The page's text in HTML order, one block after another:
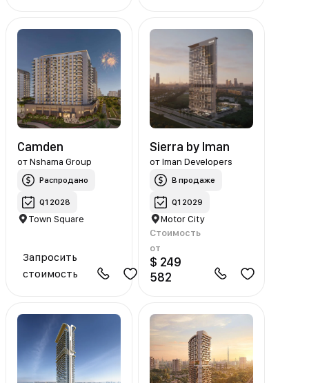
Camden
отNshama Group
Распродано
Q1 2028
Town Square
Запросить
стоимость
Sierra by Iman
отIman Developers
В продаже
Q1 2029
Motor City
Стоимость
от
$ 249
582